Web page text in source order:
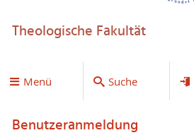
Theologische Fakultät
Menü Suche
Benutzeranmeldung